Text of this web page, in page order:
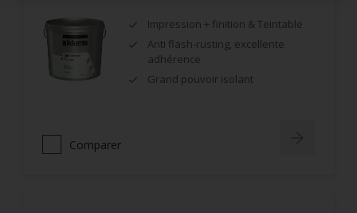
Impression + finition & Teintable
Anti flash-rusting, excellente
adhérence
Grand pouvoir isolant
Comparer